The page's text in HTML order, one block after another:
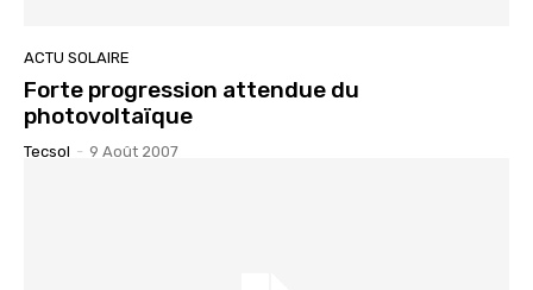
ACTU SOLAIRE
Forte progression attendue du
photovoltaïque
Tecsol - 9 Août 2007